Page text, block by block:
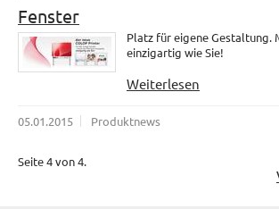
Fenster
Platz für eigene Gestaltung.
einzigartig wie Sie!
Weiterlesen
05.01.2015 Produktnews
Seite 4 von 4.